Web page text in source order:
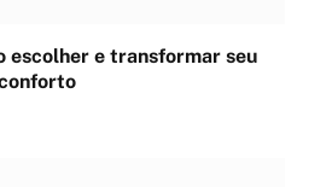
escolher e transformar seu